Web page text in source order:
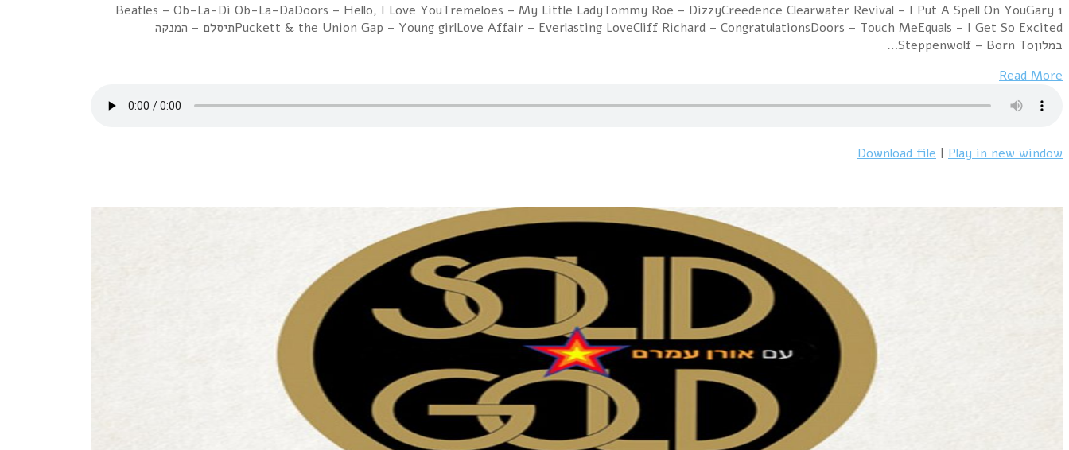
1 Beatles – Ob-La-Di Ob-La-DaDoors – Hello, I Love YouTremeloes – My Little LadyTommy Roe – DizzyCreedence Clearwater Revival – I Put A Spell On YouGary
Puckett & the Union Gap – Young girlLove Affair – Everlasting LoveCliff Richard – CongratulationsDoors – Touch MeEquals – I Get So Excitedתיסלם – המנקה
במלוןSteppenwolf – Born To…
Read More
Download file | Play in new window